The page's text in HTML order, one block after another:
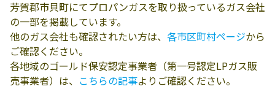
芳賀郡市貝町にてプロパンガスを取り扱っているガス会社
の一部を掲載しています。
他のガス会社も確認されたい方は、 各市区町村ページから
ご確認ください。
各地域のゴールド保安認定事業者（第一号認定LPガス販
売事業者）は、 こちらの記事よりご確認ください。